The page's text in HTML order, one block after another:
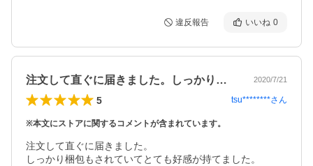
違反報告 いいね 0
注文して直ぐに届きました。しっかり梱包… 2020/7/21
5 tsu********さん
※本文にストアに関するコメントが含まれています。
注文して直ぐに届きました。
しっかり梱包もされていてとても好感が持てました。